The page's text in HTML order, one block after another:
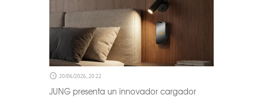
20/06/2026, 20:22
JUNG presenta un innovador cargador